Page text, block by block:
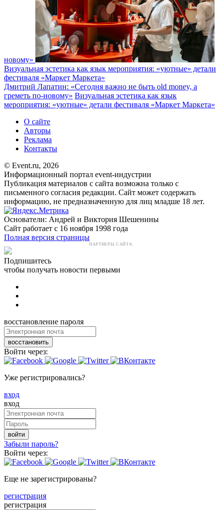
новому»
Визуальная эстетика как язык мероприятия: «уютные» детали
фестиваля «Маркет Маркета»
Дмитрий Лапатин: «Сегодня важно не быть old money, а
греметь по-новому» Визуальная эстетика как язык
мероприятия: «уютные» детали фестиваля «Маркет Маркета»
О сайте
Авторы
Реклама
Контакты
© Event.ru, 2026
Информационный портал event-индустрии
Публикация материалов с сайта возможна только с
письменного согласия редакции. Сайт может содержать
информацию, не предназначенную для лиц младше 18 лет.
Основатели: Андрей и Виктория Шешенины
Сайт работает с 16 ноября 1998 года
Полная версия страницы
ПАРТНЕРЫ САЙТА:
Подпишитесь
чтобы получать новости первыми
восстановление пароля
восстановить
Войти через:
Уже регистрировались?
вход
вход
войти
Забыли пароль?
Войти через:
Еще не зарегистрированы?
регистрация
регистрация